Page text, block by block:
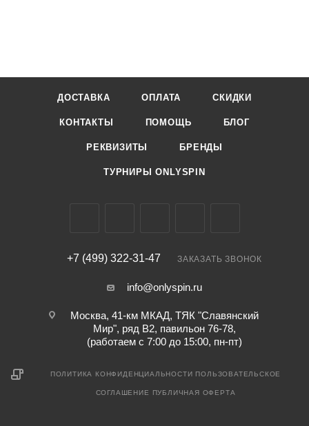
ДОСТАВКА ОПЛАТА СКИДКИ
КОНТАКТЫ ПОМОЩЬ БЛОГ
РЕКВИЗИТЫ БРЕНДЫ
ТУРНИРЫ ONLYSPIN
+7 (499) 322-31-47 ЗАКАЗАТЬ ЗВОНОК
info@onlyspin.ru
Москва, 41-км МКАД, ТЯК "Славянский
Мир", ряд В2, павильон 76-78,
(работаем с 7:00 до 15:00, пн-пт)
ПОЛИТИКА КОНФИДЕНЦИАЛЬНОСТИ ПОЛЬЗОВАТЕЛЬСКОЕ
СОГЛАШЕНИЕ ПУБЛИЧНАЯ ОФЕРТА